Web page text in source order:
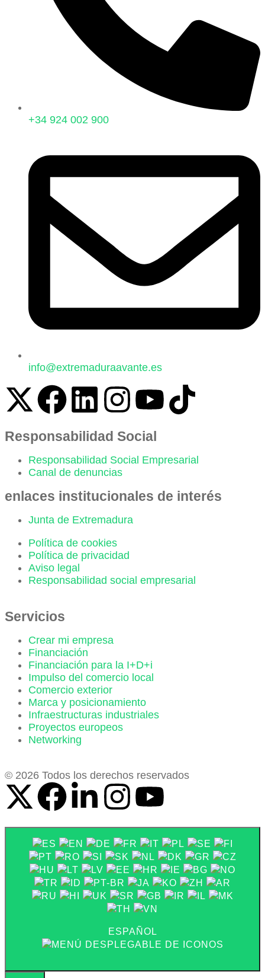
+34 924 002 900
info@extremaduraavante.es
Responsabilidad Social
Responsabilidad Social Empresarial
Canal de denuncias
enlaces institucionales de interés
Junta de Extremadura
Política de cookies
Política de privacidad
Aviso legal
Responsabilidad social empresarial
Servicios
Crear mi empresa
Financiación
Financiación para la I+D+i
Impulso del comercio local
Comercio exterior
Marca y posicionamiento
Infraestructuras industriales
Proyectos europeos
Networking
© 2026 Todos los derechos reservados
ESPAÑOL